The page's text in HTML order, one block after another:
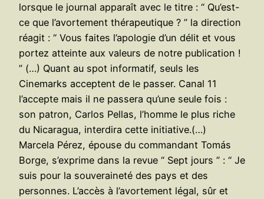
lorsque le journal apparaît avec le titre : “ Qu’est-
ce que l’avortement thérapeutique ? ” la direction
réagit : “ Vous faites l’apologie d’un délit et vous
portez atteinte aux valeurs de notre publication !
” (…) Quant au spot informatif, seuls les
Cinemarks acceptent de le passer. Canal 11
l’accepte mais il ne passera qu’une seule fois :
son patron, Carlos Pellas, l’homme le plus riche
du Nicaragua, interdira cette initiative.(…)
Marcela Pérez, épouse du commandant Tomás
Borge, s’exprime dans la revue “ Sept jours ” : “ Je
suis pour la souveraineté des pays et des
personnes. L’accès à l’avortement légal, sûr et